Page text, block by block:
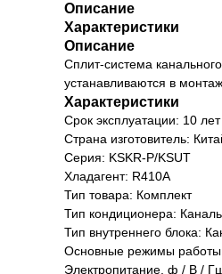
Описание
Характеристики
Описание
Сплит-система
устанавливаются в
Характеристики
Срок эксплуатации: 10 лет
Страна изготовитель:
Серия: KSKR-P/KSUT
Хладагент: R410A
Тип товара: Комплект
Тип кондиционера:
Тип внутреннего блока:
Основные режимы
Электропитание, ф / В /